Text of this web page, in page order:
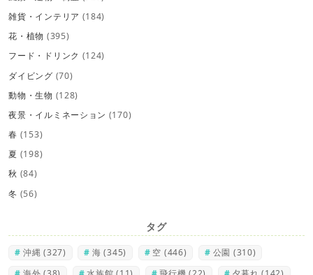
雑貨・インテリア (184)
花・植物 (395)
フード・ドリンク (124)
ダイビング (70)
動物・生物 (128)
夜景・イルミネーション (170)
春 (153)
夏 (198)
秋 (84)
冬 (56)
タグ
沖縄 (327) 海 (345) 空 (446) 公園 (310)